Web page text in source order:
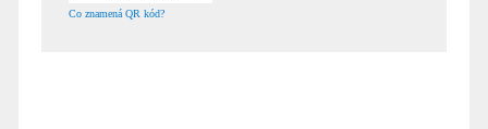
Co znamená QR kód?